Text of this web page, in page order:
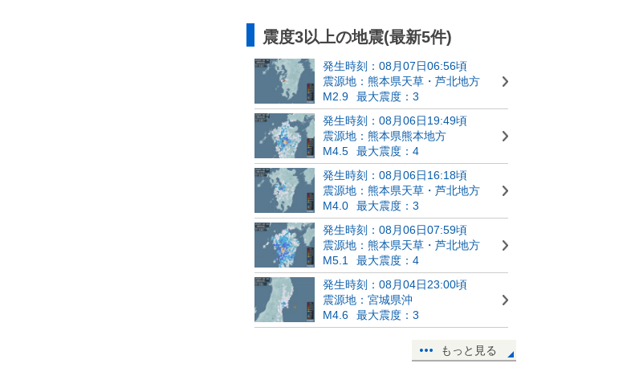
震度3以上の地震(最新5件)
発生時刻：08月07日06:56頃
震源地：熊本県天草・芦北地方
M2.9
最大震度：3
発生時刻：08月06日19:49頃
震源地：熊本県熊本地方
M4.5
最大震度：4
発生時刻：08月06日16:18頃
震源地：熊本県天草・芦北地方
M4.0
最大震度：3
発生時刻：08月06日07:59頃
震源地：熊本県天草・芦北地方
M5.1
最大震度：4
発生時刻：08月04日23:00頃
震源地：宮城県沖
M4.6
最大震度：3
もっと見る